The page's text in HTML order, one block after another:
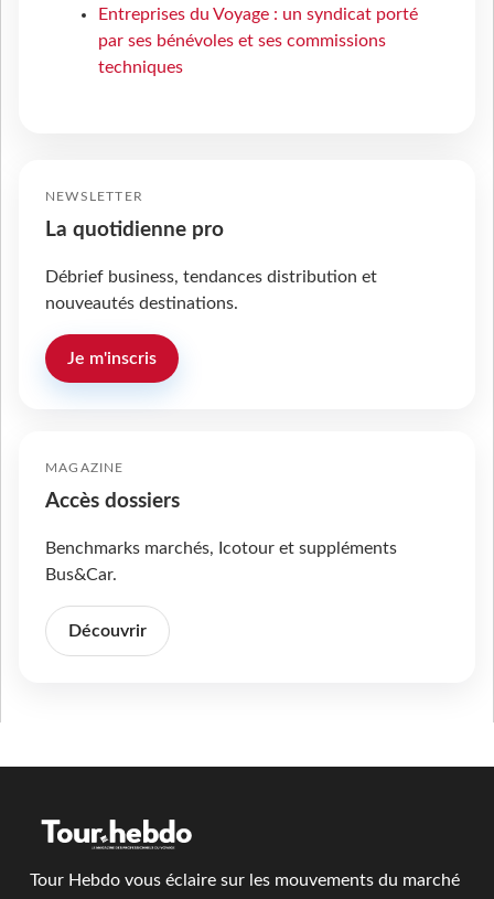
Entreprises du Voyage : un syndicat porté
par ses bénévoles et ses commissions
techniques
NEWSLETTER
La quotidienne pro
Débrief business, tendances distribution et
nouveautés destinations.
Je m'inscris
MAGAZINE
Accès dossiers
Benchmarks marchés, Icotour et suppléments
Bus&Car.
Découvrir
Tour Hebdo vous éclaire sur les mouvements du marché